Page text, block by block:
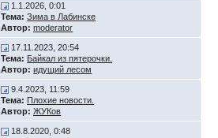
1.1.2026, 0:01
Тема: Зима в Лабинске
Автор: moderator
17.11.2023, 20:54
Тема: Байкал из пятерочки.
Автор: идущий лесом
9.4.2023, 11:59
Тема: Плохие новости.
Автор: ЖУКов
18.8.2020, 0:48